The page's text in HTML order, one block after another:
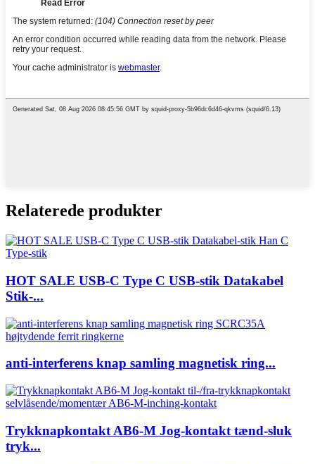
Relaterede produkter
HOT SALE USB-C Type C USB-stik Datakabel
Stik-...
anti-interferens knap samling magnetisk ring...
Trykknapkontakt AB6-M Jog-kontakt tænd-sluk
tryk...